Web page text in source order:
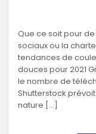
Que ce soit pour
sociaux ou la
tendances de
douces pour 2021
le nombre de
Shutterstock
nature […]